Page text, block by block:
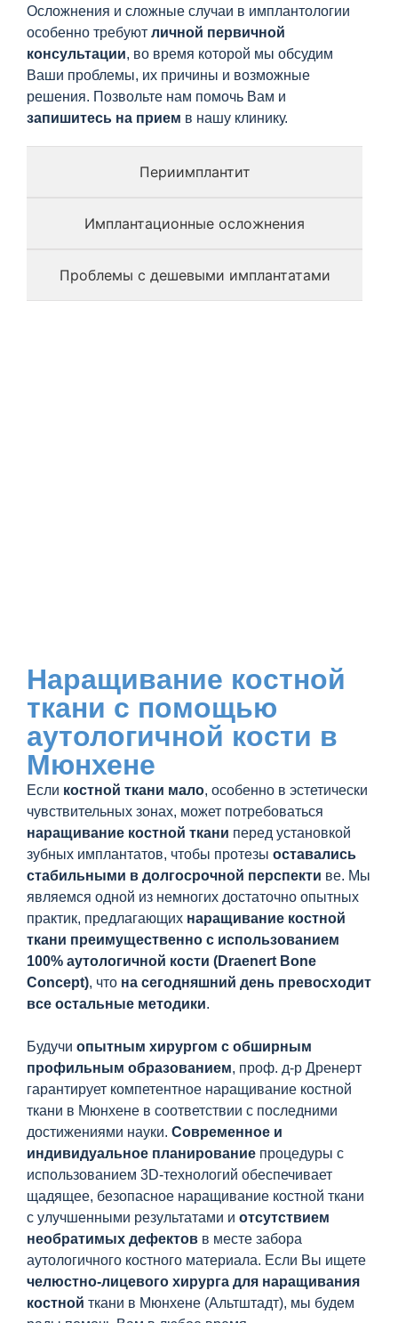
Осложнения и сложные случаи в имплантологии
особенно требуют личной первичной
консультации, во время которой мы обсудим
Ваши проблемы, их причины и возможные
решения. Позвольте нам помочь Вам и
запишитесь на прием в нашу клинику.
Периимплантит
Имплантационные осложнения
Проблемы с дешевыми имплантатами
Наращивание костной
ткани с помощью
аутологичной кости в
Мюнхене
Если костной ткани мало, особенно в эстетически
чувствительных зонах, может потребоваться
наращивание костной ткани перед установкой
зубных имплантатов, чтобы протезы оставались
стабильными в долгосрочной перспекти ве. Мы
являемся одной из немногих достаточно опытных
практик, предлагающих наращивание костной
ткани преимущественно с использованием
100% аутологичной кости (Draenert Bone
Concept), что на сегодняшний день превосходит
все остальные методики.
Будучи опытным хирургом с обширным
профильным образованием, проф. д-р Дренерт
гарантирует компетентное наращивание костной
ткани в Мюнхене в соответствии с последними
достижениями науки. Современное и
индивидуальное планирование процедуры с
использованием 3D-технологий обеспечивает
щадящее, безопасное наращивание костной ткани
с улучшенными результатами и отсутствием
необратимых дефектов в месте забора
аутологичного костного материала. Если Вы ищете
челюстно-лицевого хирурга для наращивания
костной ткани в Мюнхене (Альтштадт), мы будем